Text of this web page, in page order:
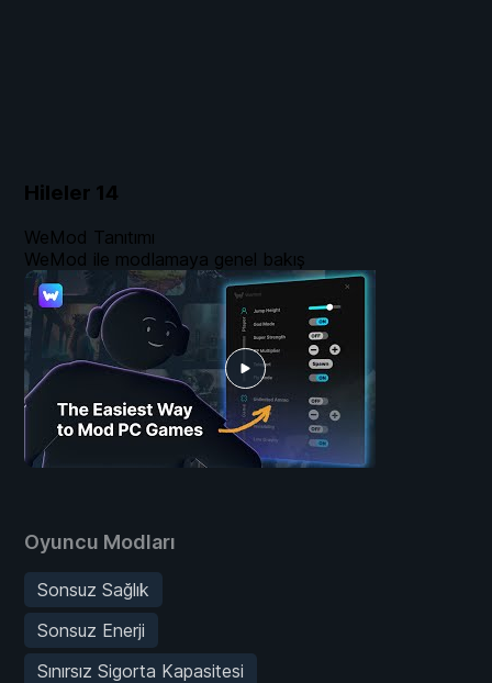
Hileler 14
Oyuncu Modları
Sonsuz Sağlık
Sonsuz Enerji
Sınırsız Sigorta Kapasitesi
WeMod Tanıtımı
WeMod ile modlamaya genel bakış